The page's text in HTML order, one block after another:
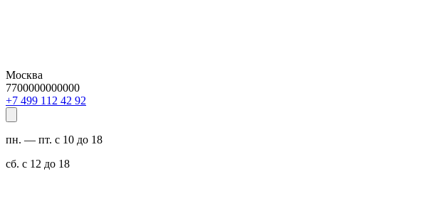
Москва
7700000000000
29 24 211 994 7+
пн. — пт. с 10 до 18
сб. с 12 до 18